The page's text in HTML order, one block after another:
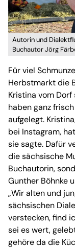
Autorin und
Buchautor Jörg
Für viel
Herbstmarkt die
Kristina vom Dorf
haben ganz
aufgelegt.
bei Instagram,
sie sagte. Dafür
die sächsische
Buchautorin,
Gunther Böhnke
„Wir alten und
sächsischen
verstecken, find
sei es wert,
gehöre da die